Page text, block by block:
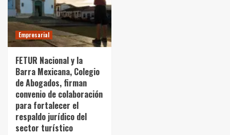
Empresarial
FETUR Nacional y la
Barra Mexicana, Colegio
de Abogados, firman
convenio de colaboración
para fortalecer el
respaldo jurídico del
sector turístico